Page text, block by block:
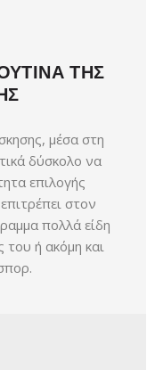
ΤΗΣ
μέσα στη
δύσκολο να
επιλογής
στον
πολλά είδη
του ή ακόμη και